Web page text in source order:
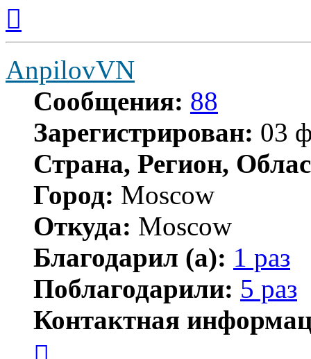
началу
AnpilovVN
Сообщения: 88
Зарегистрирован: 03
Страна, Регион,
Город: Moscow
Откуда: Moscow
Благодарил (а): 1 раз
Поблагодарили: 5 раз
Контактная